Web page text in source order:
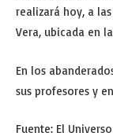
realizará hoy, a
Vera, ubicada en
En los
sus profesores y
Fuente: El Universo